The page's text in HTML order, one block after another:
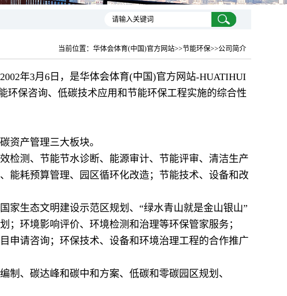
当前位置： 华体会体育(中国)官方网站>>节能环保>>公司简介
年3月6日，是华体会体育(中国)官方网站-HUATIHUI
环保咨询、低碳技术应用和节能环保工程实施的综合性
资产管理三大板块。
检测、节能节水诊断、能源审计、节能评审、清洁生产
能耗预算管理、园区循环化改造；节能技术、设备和改
家生态文明建设示范区规划、“绿水青山就是金山银山”
；环境影响评价、环境检测和治理等环保管家服务；
申请咨询；环保技术、设备和环境治理工程的合作推广
制、碳达峰和碳中和方案、低碳和零碳园区规划、